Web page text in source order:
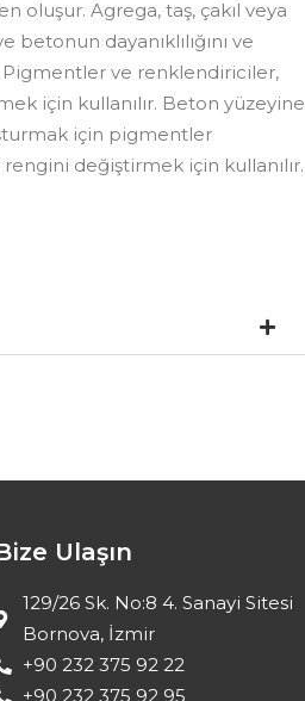
oluşur. Agrega, taş, çakıl veya
dayanıklılığını ve
Pigmentler ve renklendiriciler,
için kullanılır. Beton yüzeyine
için pigmentler
değiştirmek için kullanılır.
Ulaşın
129/26 Sk. No:8 4. Sanayi Sitesi
Bornova, İzmir
+90 232 375 92 22
+90 232 375 92 95